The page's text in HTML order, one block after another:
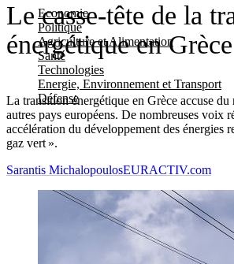
Economie
Politique
Agriculture et Alimentation
Santé
Technologies
Energie, Environnement et Transport
Défense
Le casse-tête de la
énergétique en Grèce
La transition énergétique en Grèce accuse
autres pays européens. De nombreuses voix
accélération du développement des énergies
gaz vert ».
Sarantis MichalopoulosEURACTIV.com